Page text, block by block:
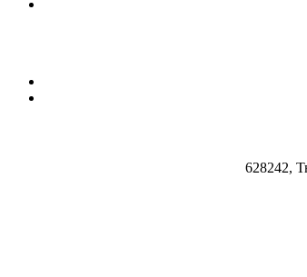
628242,